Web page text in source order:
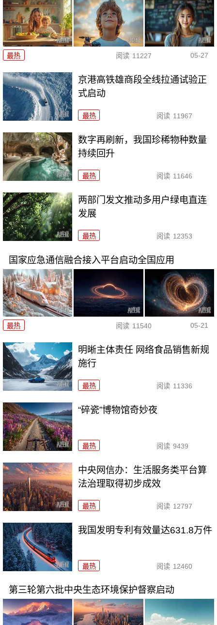
最热 阅读 11227 05-27
京港高铁雄商段全线拉通试验正
式启动
最热 阅读 11967
数字再刷新，我国珍稀物种数量
持续回升
最热 阅读 11646
两部门发文推动多用户绿电直连
发展
最热 阅读 12353
国家应急通信融合接入平台启动全国应用
最热 阅读 11540 05-21
明晰主体责任 网络食品销售新规
施行
最热 阅读 11336
“碎瓷”博物馆奇妙夜
最热 阅读 9439
中央网信办：生活服务类平台算
法治理取得初步成效
最热 阅读 12797
我国发明专利有效量达631.8万件
最热 阅读 12460
第三轮第六批中央生态环境保护督察启动